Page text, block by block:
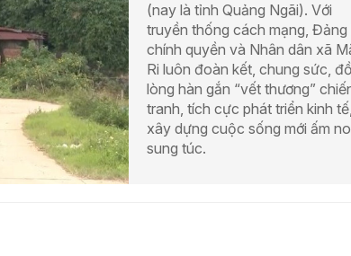
(nay là tỉnh Quảng Ngãi). Với
truyền thống cách mạng, Đảng
chính quyền và Nhân dân xã
Ri luôn đoàn kết, chung sức,
lòng hàn gắn “vết thương”
tranh, tích cực phát triển kinh tế,
xây dựng cuộc sống mới ấm
sung túc.